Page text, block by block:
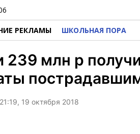
РЕКЛАМЫ ШКОЛЬНАЯ ПОРА
239 млн р
19 октября 2018